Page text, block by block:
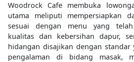
Woodrock Cafe membuka
utama meliputi mempersiapkan
sesuai dengan menu yang
kualitas dan kebersihan dapur,
hidangan disajikan dengan
pengalaman di bidang masak,